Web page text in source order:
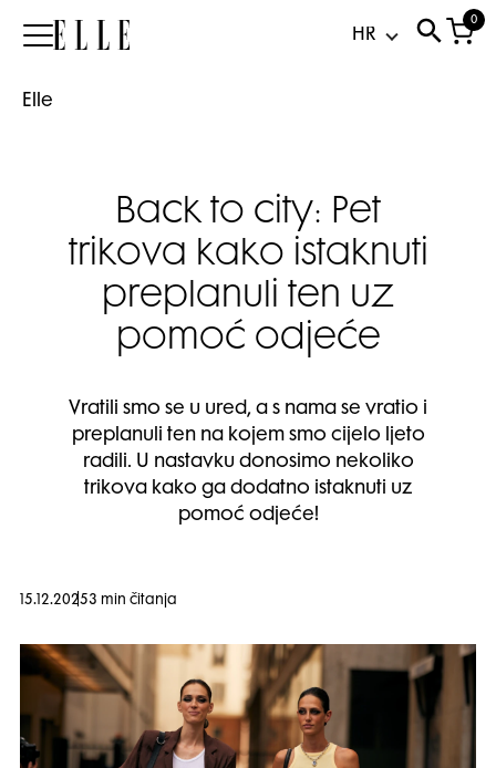
Elle
0
Elle
Back to city: Pet
trikova kako istaknuti
preplanuli ten uz
pomoć odjeće
Vratili smo se u ured, a s nama se vratio i
preplanuli ten na kojem smo cijelo ljeto
radili. U nastavku donosimo nekoliko
trikova kako ga dodatno istaknuti uz
pomoć odjeće!
15.12.20253 min čitanja